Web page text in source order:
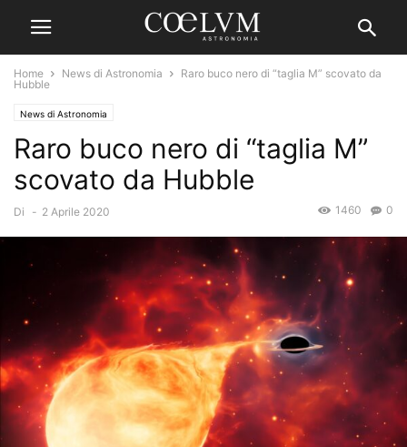
Home News di Astronomia
Raro buco nero di “taglia M” scovato da
Hubble
News di Astronomia
Raro buco nero di “taglia M”
scovato da Hubble
Di - 2 Aprile 2020 0
1460